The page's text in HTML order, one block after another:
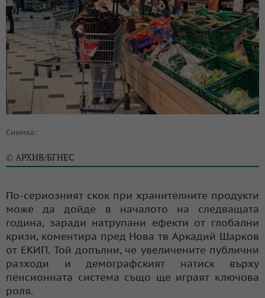
Снимка:
© АРХИВ/БГНЕС
По-сериозният скок при хранителните продукти
може да дойде в началото на следващата
година, заради натрупани ефекти от глобални
кризи, коментира пред Нова тв Аркадий Шарков
от ЕКИП. Той допълни, че увеличените публични
разходи и демографският натиск върху
пенсионната система също ще играят ключова
роля.